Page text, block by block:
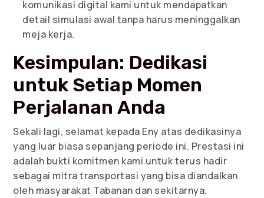
komunikasi digital kami untuk mendapatkan
detail simulasi awal tanpa harus meninggalkan
meja kerja.
Kesimpulan: Dedikasi
untuk Setiap Momen
Perjalanan Anda
Sekali lagi, selamat kepada Eny atas dedikasinya
yang luar biasa sepanjang periode ini. Prestasi ini
adalah bukti komitmen kami untuk terus hadir
sebagai mitra transportasi yang bisa diandalkan
oleh masyarakat Tabanan dan sekitarnya.